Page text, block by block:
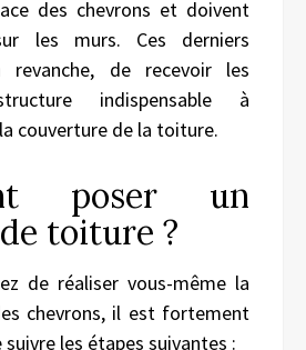
des chevrons et doivent
les murs. Ces derniers
revanche, de recevoir les
indispensable à
couverture de la toiture.
poser un
toiture ?
de réaliser vous-même la
chevrons, il est fortement
les étapes suivantes :